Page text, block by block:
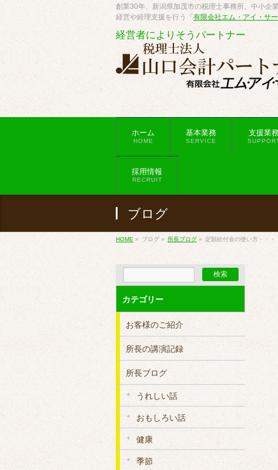
創業30年、新潟県加茂市の税理士事務所。中小企
経営や経理支援を行う「 有限会社エム・アイ・サ
経営者によりそうパートナー
ホーム
HOME
基本業務
SERVICE
支援業
採用情報
RECRUIT
ブログ
HOME » ブログ » 所長ブログ » 定額給付金の使い方・・・
カテゴリー
お客様のご紹介
所長の講演記録
所長ブログ
うれしい話
おもしろい話
健康
季節